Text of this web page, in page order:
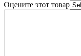
Оцените этот товар